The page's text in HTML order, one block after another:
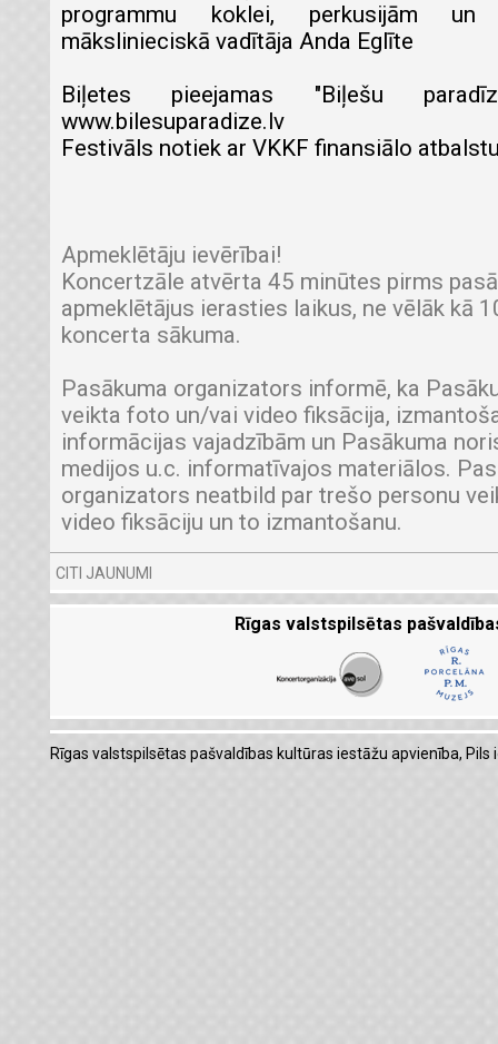
programmu koklei, perkusijām
mākslinieciskā vadītāja Anda Eglīte
Biļetes pieejamas "Biļešu
www.bilesuparadize.lv
Festivāls notiek ar VKKF finansiālo
Apmeklētāju ievērībai!
Koncertzāle atvērta 45 minūtes pirms
apmeklētājus ierasties laikus, ne vēlāk kā
koncerta sākuma.
Pasākuma organizators informē, ka
veikta foto un/vai video fiksācija,
informācijas vajadzībām un Pasākuma
medijos u.c. informatīvajos materiālos.
organizators neatbild par trešo personu
video fiksāciju un to izmantošanu.
CITI JAUNUMI
Rīgas valstspilsētas
Rīgas valstspilsētas pašvaldības kultūras iestāžu apvienība,